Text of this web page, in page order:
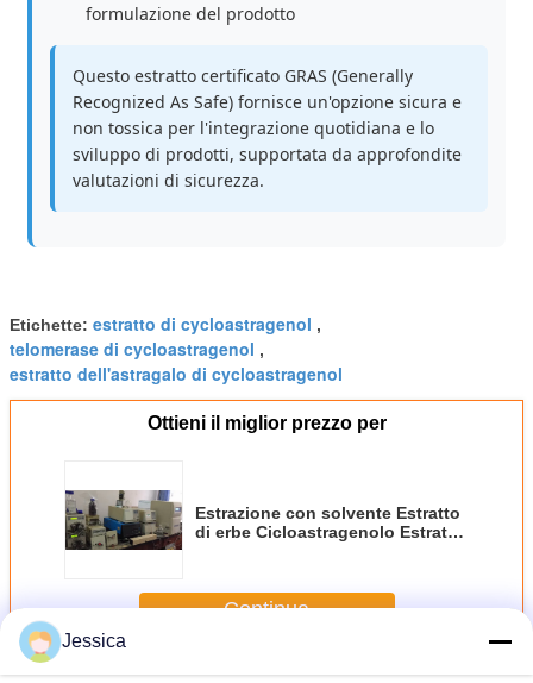
formulazione del prodotto
Questo estratto certificato GRAS (Generally
Recognized As Safe) fornisce un'opzione sicura e
non tossica per l'integrazione quotidiana e lo
sviluppo di prodotti, supportata da approfondite
valutazioni di sicurezza.
Etichette: estratto di cycloastragenol ,
telomerase di cycloastragenol ,
estratto dell'astragalo di cycloastragenol
Ottieni il miglior prezzo per
Estrazione con solvente Estratto
di erbe Cicloastragenolo Estratto
farmaceutiche e cosmetiche
Continua
PiùPolvere di cycloastragenol
Jessica